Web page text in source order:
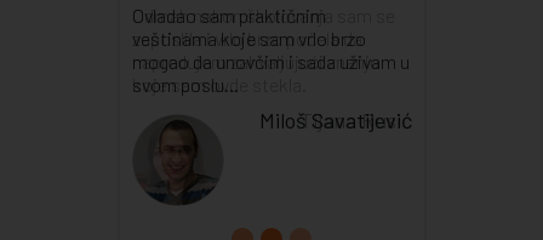
Odmah nakon školovanja sam se
zaposlila i vrlo brzo počela da
napredujem zahvaljujući znanju
koje sam ovde stekla.
Tijana Rusić